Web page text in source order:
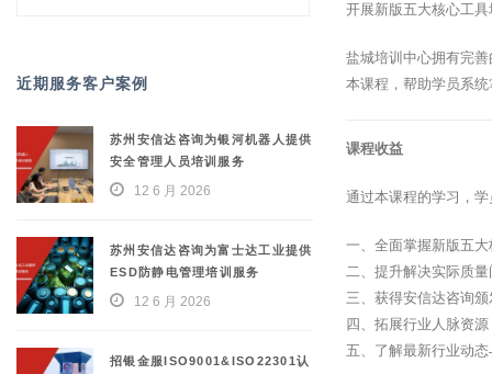
开展新版五大核心工
盐城培训中心拥有完
本课程，帮助学员系
课程收益
通过本课程的学习，
一、全面掌握新版五
二、提升解决实际质
三、获得安信达咨询
四、拓展行业人脉资
五、了解最新行业动
近期服务客户案例
苏州安信达咨询为银河机器人提供
安全管理人员培训服务
12 6 月 2026
苏州安信达咨询为富士达工业提供
ESD防静电管理培训服务
12 6 月 2026
招银金服ISO9001&ISO22301认